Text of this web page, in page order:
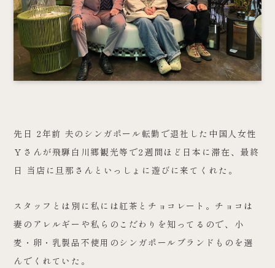
先日 2年前 夫のシンガポール転勤で退社した中国人女性
Ｙさんが飛騨白川郷観光等で2週間ほど日本に滞在、最終
日 当店に旦那さんといっしょに遊びに来てくれた。
スタッフとは別に私には紅茶とチョコレート。チョコは
妻のアレルギーや私らのこだわりを知ってるので、小
麦・卵・乳製品不使用のシンガポールブランドものを選
んでくれていた。